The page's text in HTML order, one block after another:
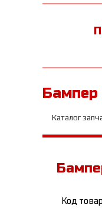
Бампер
Каталог
Код